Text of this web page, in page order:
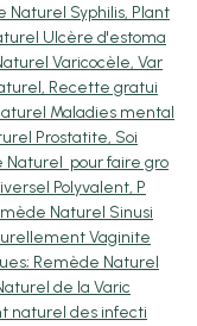
Naturel Syphilis, Plant
Ulcère d'estoma
Varicocèle, Var
Recette gratui
Maladies mental
Prostatite, Soi
Naturel pour faire gro
Polyvalent, P
Naturel Sinusi
Vaginite
Remède Naturel
de la Varic
naturel des infecti